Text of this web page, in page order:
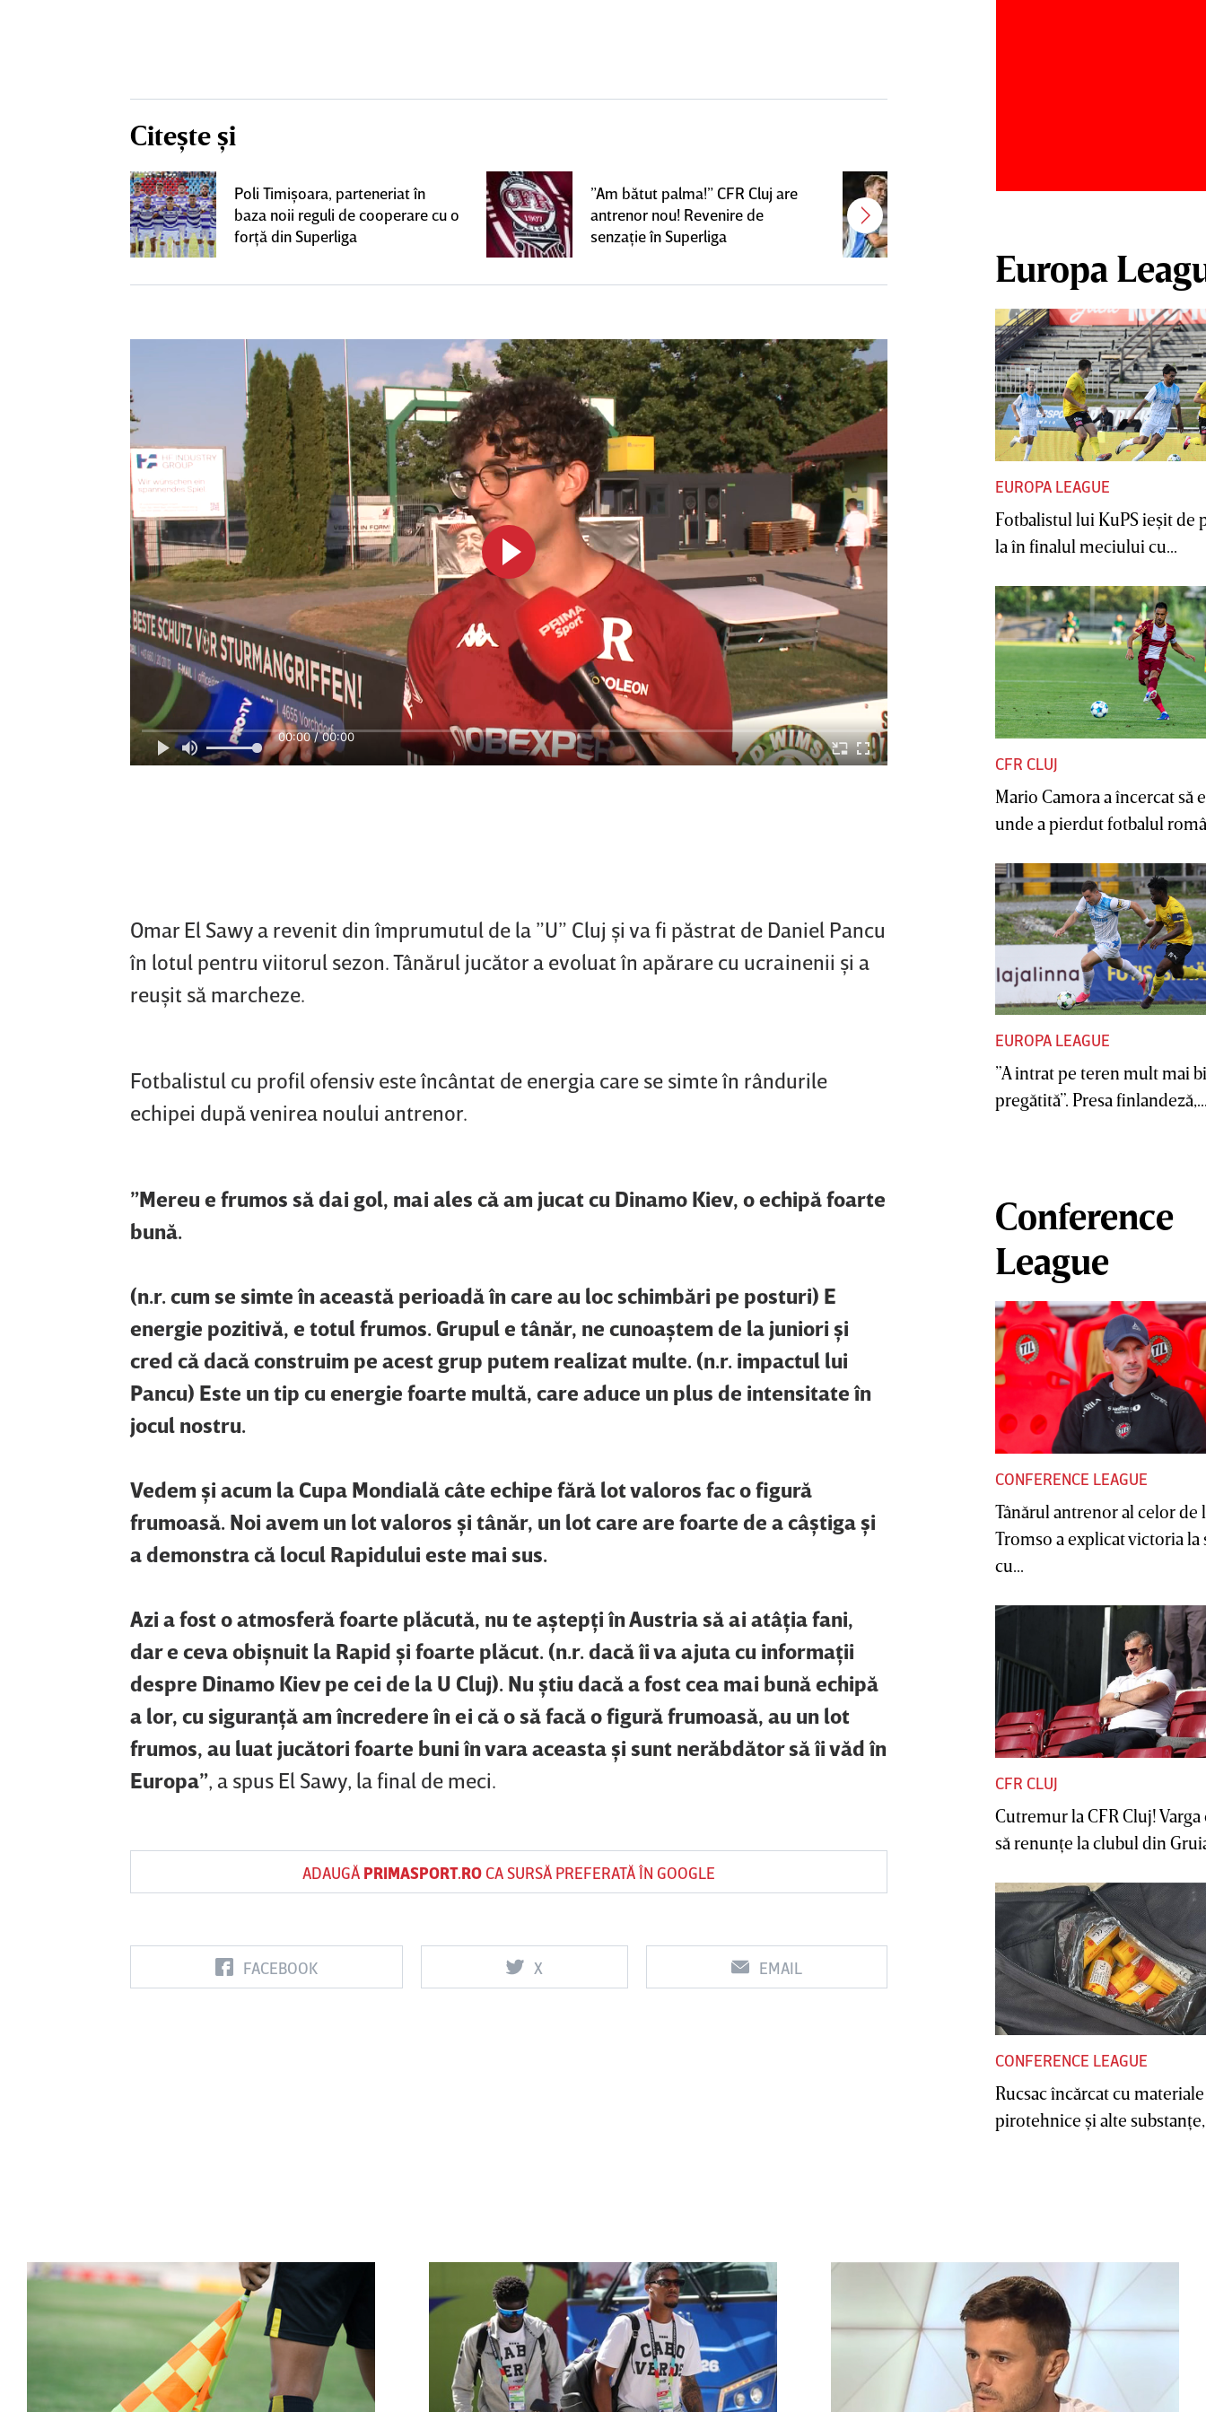
Citește și
Poli Timişoara, parteneriat în
baza noii reguli de cooperare cu o
forţă din Superliga
”Am bătut palma!” CFR Cluj are
antrenor nou! Revenire de
senzaţie în Superliga
Belgienii au tras concluziile, după
00:00 / 00:00
Omar El Sawy a revenit din împrumutul de la ”U” Cluj şi va fi păstrat de Daniel Pancu
în lotul pentru viitorul sezon. Tânărul jucător a evoluat în apărare cu ucrainenii şi a
reuşit să marcheze.
Fotbalistul cu profil ofensiv este încântat de energia care se simte în rândurile
echipei după venirea noului antrenor.
”Mereu e frumos să dai gol, mai ales că am jucat cu Dinamo Kiev, o echipă foarte
bună.
(n.r. cum se simte în această perioadă în care au loc schimbări pe posturi) E
energie pozitivă, e totul frumos. Grupul e tânăr, ne cunoaştem de la juniori şi
cred că dacă construim pe acest grup putem realizat multe. (n.r. impactul lui
Pancu) Este un tip cu energie foarte multă, care aduce un plus de intensitate în
jocul nostru.
Vedem şi acum la Cupa Mondială câte echipe fără lot valoros fac o figură
frumoasă. Noi avem un lot valoros şi tânăr, un lot care are foarte de a câştiga şi
a demonstra că locul Rapidului este mai sus.
Azi a fost o atmosferă foarte plăcută, nu te aştepţi în Austria să ai atâţia fani,
dar e ceva obişnuit la Rapid şi foarte plăcut. (n.r. dacă îi va ajuta cu informaţii
despre Dinamo Kiev pe cei de la U Cluj). Nu ştiu dacă a fost cea mai bună echipă
a lor, cu siguranţă am încredere în ei că o să facă o figură frumoasă, au un lot
frumos, au luat jucători foarte buni în vara aceasta şi sunt nerăbdător să îi văd în
Europa”, a spus El Sawy, la final de meci.
ADAUGĂ PRIMASPORT.ROCA SURSĂ PREFERATĂ ÎN GOOGLE
FACEBOOK X EMAIL
Europa
EUROPA LEAGUE
Fotbalistul lui KuPS ieşit de
la în finalul meciului cu...
CFR CLUJ
Mario Camora a încercat să
unde a pierdut fotbalul
EUROPA LEAGUE
”A intrat pe teren mult mai
pregătită”. Presa
Conference
League
CONFERENCE LEAGUE
Tânărul antrenor al celor de
Tromso a explicat victoria la
cu...
CFR CLUJ
Cutremur la CFR Cluj! Varga
să renunţe la clubul din
CONFERENCE LEAGUE
Rucsac încărcat cu materiale
pirotehnice şi alte substanţe,